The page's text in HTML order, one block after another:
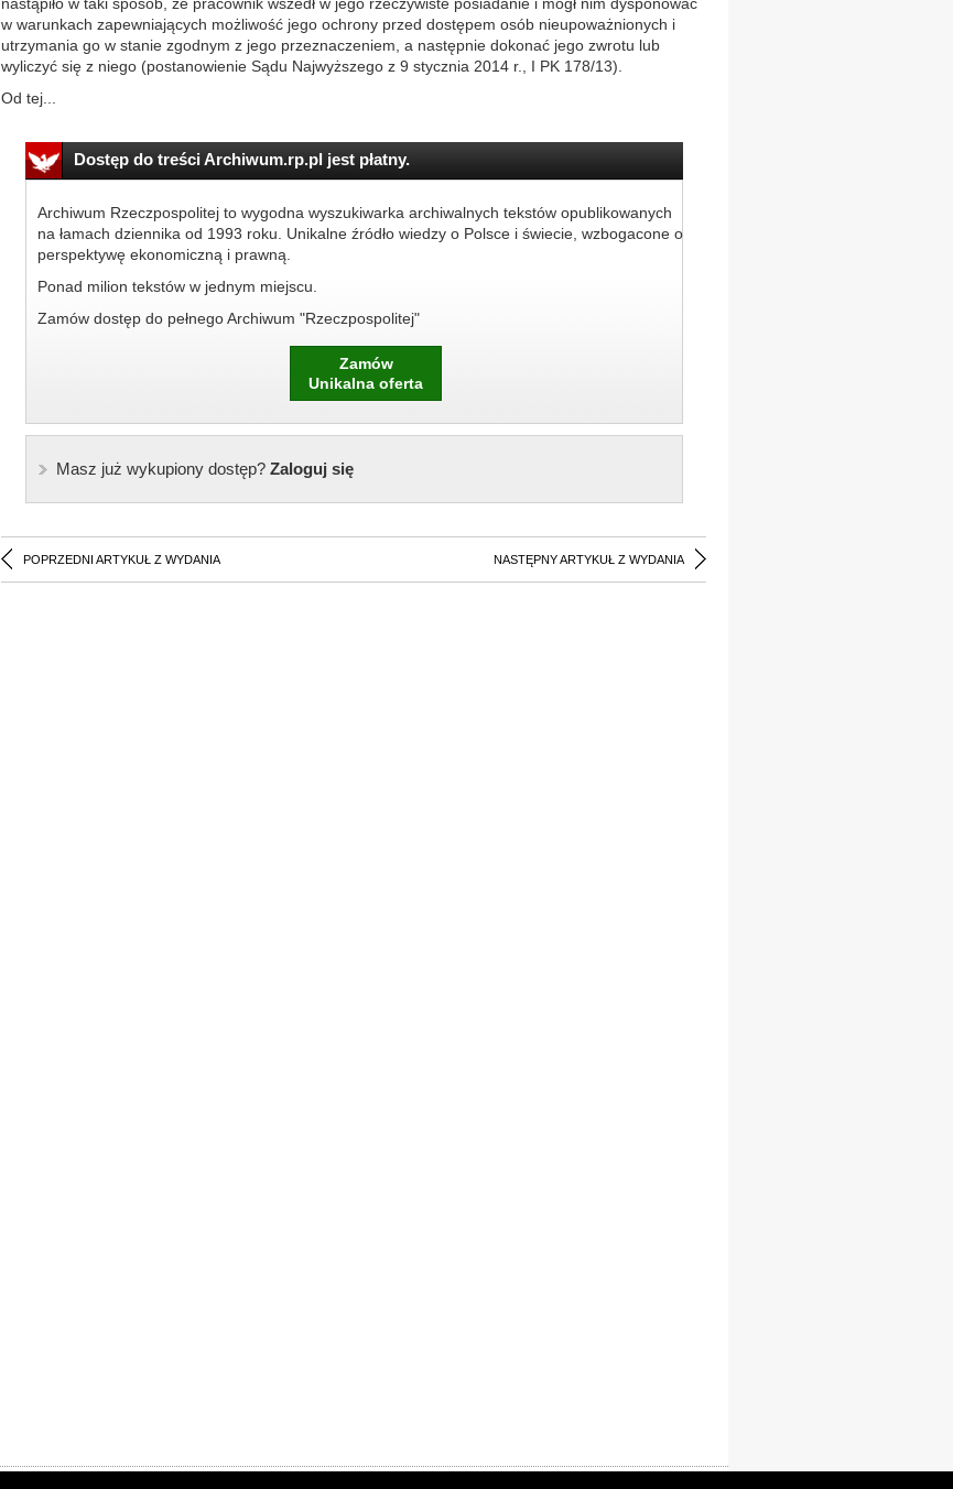
w warunkach zapewniających możliwość jego ochrony przed dostępem osób nieupoważnionych i
utrzymania go w stanie zgodnym z jego przeznaczeniem, a następnie dokonać jego zwrotu lub
wyliczyć się z niego (postanowienie Sądu Najwyższego z 9 stycznia 2014 r., I PK 178/13).
Od tej...
Dostęp do treści Archiwum.rp.pl jest płatny.
Archiwum Rzeczpospolitej to wygodna wyszukiwarka archiwalnych tekstów opublikowanych
na łamach dziennika od 1993 roku. Unikalne źródło wiedzy o Polsce i świecie, wzbogacone o
perspektywę ekonomiczną i prawną.
Ponad milion tekstów w jednym miejscu.
Zamów dostęp do pełnego Archiwum "Rzeczpospolitej"
Zamów
Unikalna oferta
Masz już wykupiony dostęp?Zaloguj się
POPRZEDNI ARTYKUŁ Z WYDANIA NASTĘPNY ARTYKUŁ Z WYDANIA